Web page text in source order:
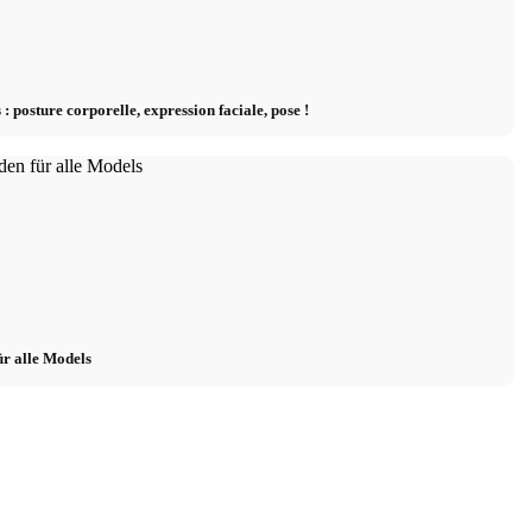
posture corporelle, expression faciale, pose !
alle Models